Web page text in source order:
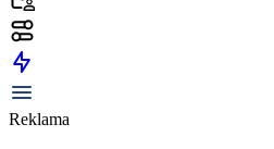
Reklama